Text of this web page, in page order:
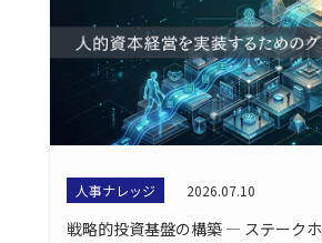
人事ナレッジ 2026.07.10
戦略的投資基盤の構築 ― ステーク